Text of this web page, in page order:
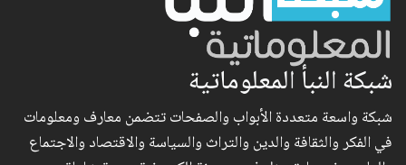
شبكة النبأ المعلوماتية
شبكة واسعة متعددة الأبواب والصفحات تتضمن معارف ومعلومات
في الفكر والثقافة والدين والتراث والسياسة والاقتصاد والاجتماع